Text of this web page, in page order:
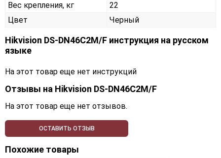
Вес крепления, кг
22
Цвет
Черный
Hikvision DS-DN46C2M/F инструкция на русском
языке
На этот товар еще нет инструкций
Отзывы на Hikvision DS-DN46C2M/F
На этот товар еще нет отзывов.
ОСТАВИТЬ ОТЗЫВ
Похожие товары